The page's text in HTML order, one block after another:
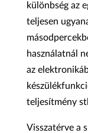
különbség az
teljesen
használatnál
az
teljesítmény
Visszatérve a